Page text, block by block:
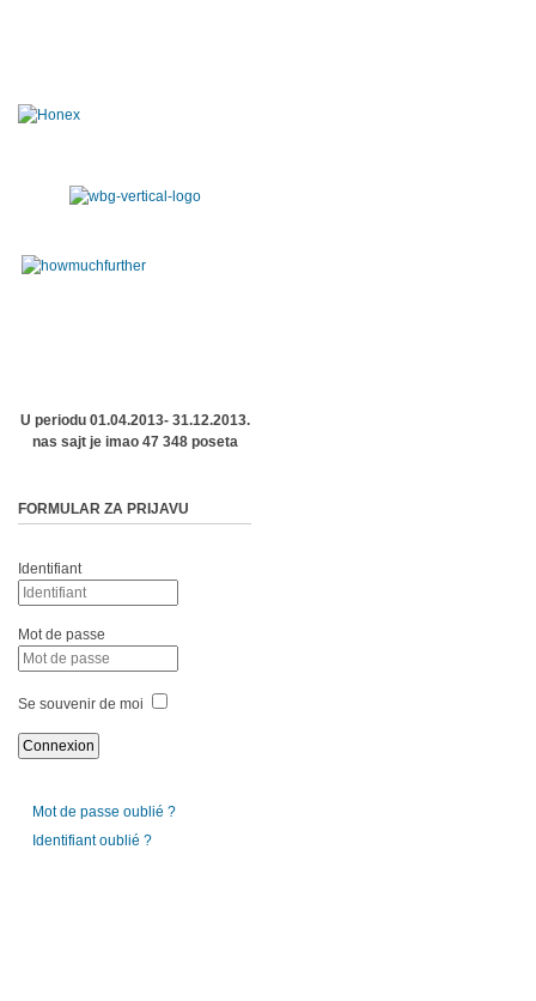
U periodu 01.04.2013- 31.12.2013.
nas sajt je imao 47 348 poseta
FORMULAR ZA PRIJAVU
Identifiant
Mot de passe
Se souvenir de moi
Mot de passe oublié ?
Identifiant oublié ?